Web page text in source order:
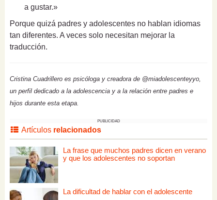
a gustar.»
Porque quizá padres y adolescentes no hablan idiomas
tan diferentes. A veces solo necesitan mejorar la
traducción.
Cristina Cuadrillero es psicóloga y creadora de @miadolescenteyyo,
un perfil dedicado a la adolescencia y a la relación entre padres e
hijos durante esta etapa.
PUBLICIDAD
Artículos relacionados
La frase que muchos padres dicen en verano
y que los adolescentes no soportan
La dificultad de hablar con el adolescente